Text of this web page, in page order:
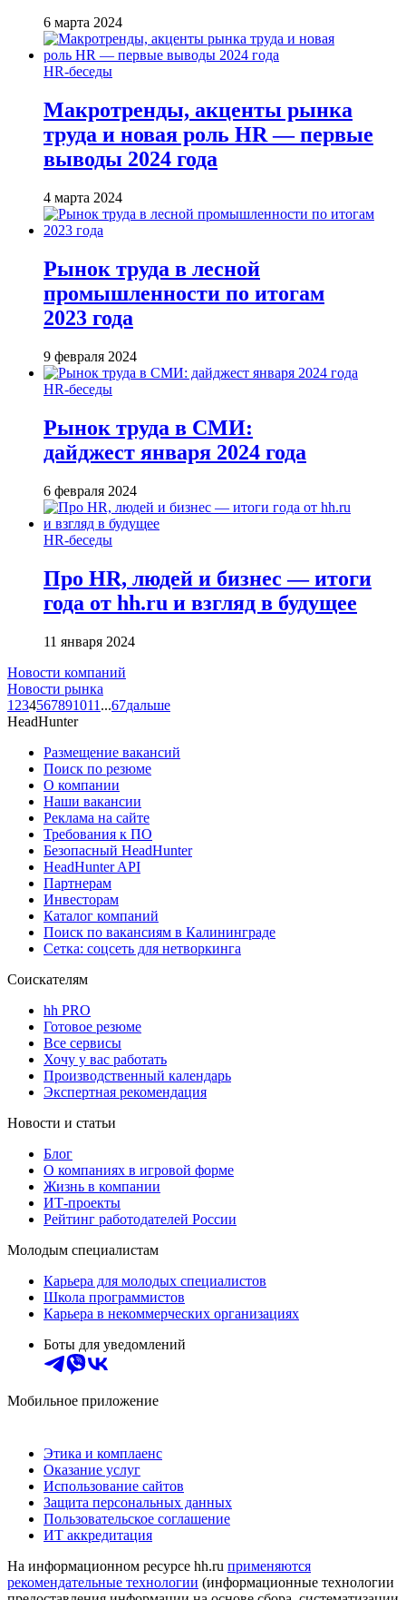
6 марта 2024
HR-беседы
Макротренды, акценты рынка
труда и новая роль HR — первые
выводы 2024 года
4 марта 2024
Рынок труда в лесной
промышленности по итогам
2023 года
9 февраля 2024
HR-беседы
Рынок труда в СМИ:
дайджест января 2024 года
6 февраля 2024
HR-беседы
Про HR, людей и бизнес — итоги
года от hh.ru и взгляд в будущее
11 января 2024
Новости компаний
Новости рынка
1 234567891011 ...67дальше
HeadHunter
Размещение вакансий
Поиск по резюме
О компании
Наши вакансии
Реклама на сайте
Требования к ПО
Безопасный HeadHunter
HeadHunter API
Партнерам
Инвесторам
Каталог компаний
Поиск по вакансиям в Калининграде
Сетка: соцсеть для нетворкинга
Соискателям
hh PRO
Готовое резюме
Все сервисы
Хочу у вас работать
Производственный календарь
Экспертная рекомендация
Новости и статьи
Блог
О компаниях в игровой форме
Жизнь в компании
ИТ-проекты
Рейтинг работодателей России
Молодым специалистам
Карьера для молодых специалистов
Школа программистов
Карьера в некоммерческих организациях
Боты для уведомлений
Мобильное приложение
Этика и комплаенс
Оказание услуг
Использование сайтов
Защита персональных данных
Пользовательское соглашение
ИТ аккредитация
На информационном ресурсе hh.ru применяются
рекомендательные технологии (информационные технологии